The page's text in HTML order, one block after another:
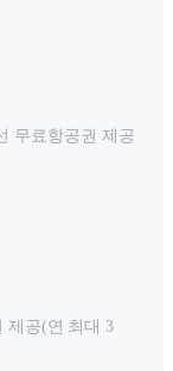
무료항공권 제공
제공(연 최대 3